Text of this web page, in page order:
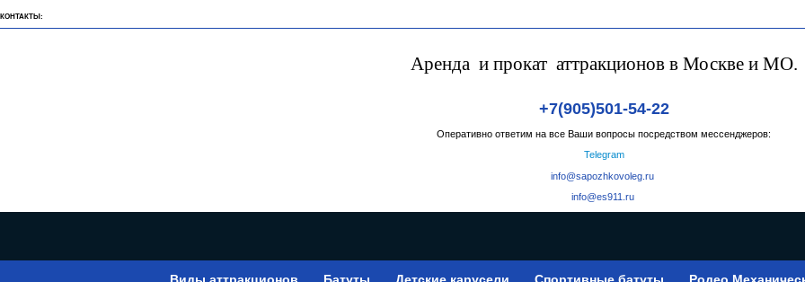
КОНТАКТЫ:
Аренда и прокат аттракционов в Москве и МО.
+7(905)501-54-22
Оперативно ответим на все Ваши вопросы посредством мессенджеров:
Telegram
info@sapozhkovoleg.ru
info@es911.ru